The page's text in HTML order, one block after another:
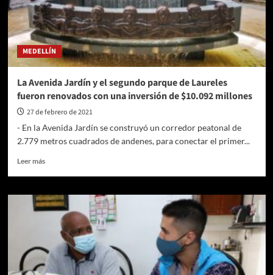
sobre
amor,
trabajo
y
dinero
MEDELLÍN
La Avenida Jardín y el segundo parque de Laureles
fueron renovados con una inversión de $10.092 millones
27 de febrero de 2021
- En la Avenida Jardín se construyó un corredor peatonal de
2.779 metros cuadrados de andenes, para conectar el primer...
Leer másLeer
La
Avenida
Jardín
segundo
parque